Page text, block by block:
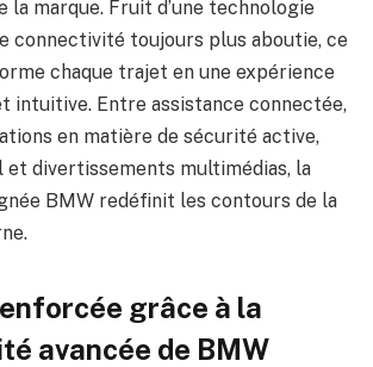
la marque. Fruit d’une technologie
connectivité toujours plus aboutie, ce
chaque trajet en une expérience
intuitive. Entre assistance connectée,
en matière de sécurité active,
divertissements multimédias, la
BMW redéfinit les contours de la
grâce à la
avancée de BMW